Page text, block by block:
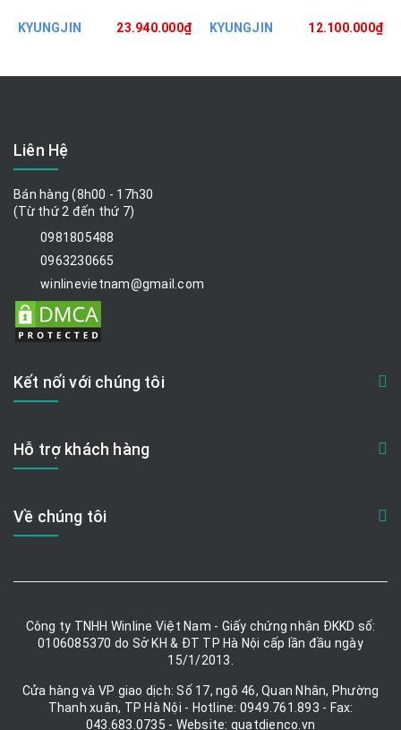
KYUNGJIN 23.940.000₫ KYUNGJIN 12.100.000₫
Liên Hệ
Bán hàng (8h00 - 17h30
(Từ thứ 2 đến thứ 7)
0981805488
0963230665
winlinevietnam@gmail.com
Kết nối với chúng tôi
Hỗ trợ khách hàng
Về chúng tôi
Công ty TNHH Winline Việt Nam - Giấy chứng nhận ĐKKD số:
0106085370 do Sở KH & ĐT TP Hà Nội cấp lần đầu ngày
15/1/2013.
Cửa hàng và VP giao dịch: Số 17, ngõ 46, Quan Nhân, Phường
Thanh xuân, TP Hà Nội - Hotline: 0949.761.893 - Fax:
043.683.0735 - Website: quatdienco.vn